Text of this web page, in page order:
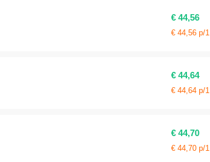
€ 44,56
€ 44,56 p/1
€ 44,64
€ 44,64 p/1
€ 44,70
€ 44,70 p/1